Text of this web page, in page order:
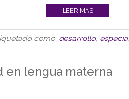
LEER MÁS
como: desarrollo,
en lengua materna